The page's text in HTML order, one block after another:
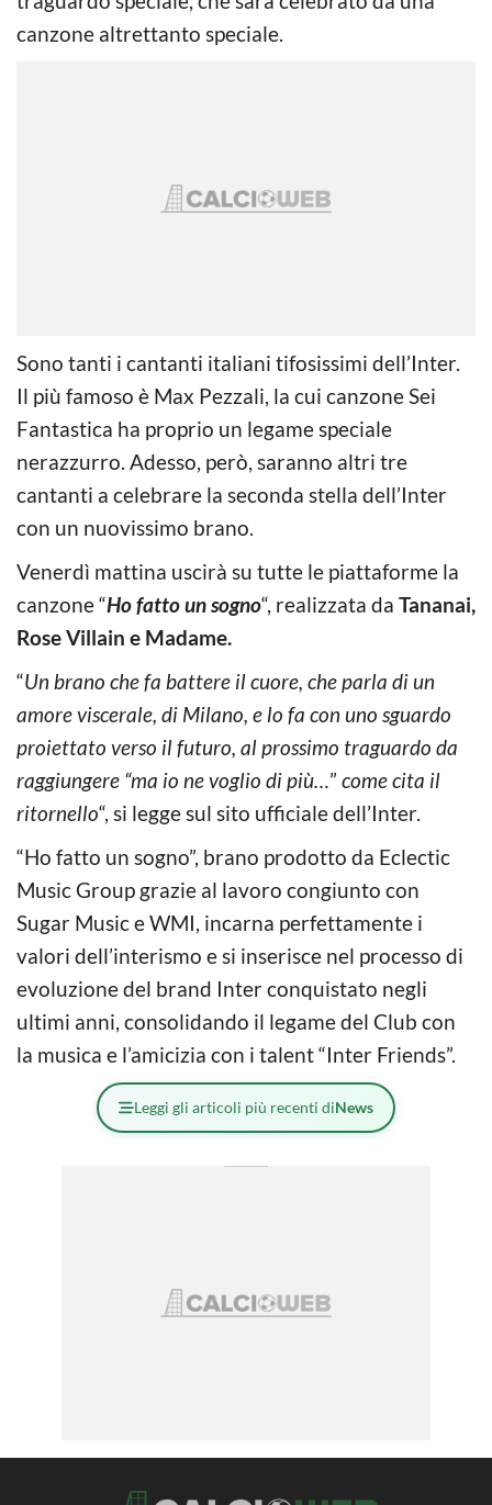
canzone altrettanto speciale.
Sono tanti i cantanti italiani tifosissimi dell’Inter.
Il più famoso è Max Pezzali, la cui canzone Sei
Fantastica ha proprio un legame speciale
nerazzurro. Adesso, però, saranno altri tre
cantanti a celebrare la seconda stella dell’Inter
con un nuovissimo brano.
Venerdì mattina uscirà su tutte le piattaforme la
canzone “Ho fatto un sogno“, realizzata da Tananai,
Rose Villain e Madame.
“Un brano che fa battere il cuore, che parla di un
amore viscerale, di Milano, e lo fa con uno sguardo
proiettato verso il futuro, al prossimo traguardo da
raggiungere “ma io ne voglio di più…” come cita il
ritornello“, si legge sul sito ufficiale dell’Inter.
“Ho fatto un sogno”, brano prodotto da Eclectic
Music Group grazie al lavoro congiunto con
Sugar Music e WMI, incarna perfettamente i
valori dell’interismo e si inserisce nel processo di
evoluzione del brand Inter conquistato negli
ultimi anni, consolidando il legame del Club con
la musica e l’amicizia con i talent “Inter Friends”.
Leggi gli articoli più recenti diNews